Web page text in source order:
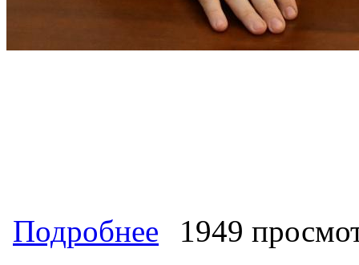
Подробнее о Доктор политических наук,
мятеж Илона Маска против
1949